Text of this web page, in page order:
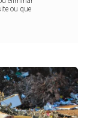
ou que